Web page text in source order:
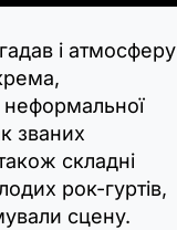
і атмосферу
званих
складні
рок-гуртів,
сцену.